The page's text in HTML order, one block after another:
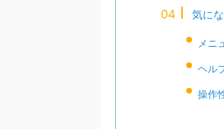
気に
メニ
ヘル
操作